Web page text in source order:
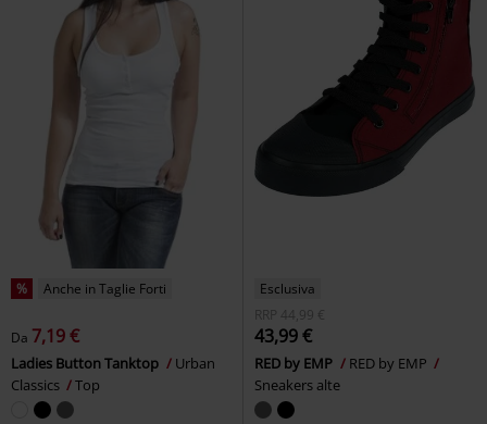
% Anche in Taglie Forti
Da 7,19 €
Ladies Button Tanktop
Urban
Classics
Top
Esclusiva
RRP
44,99 €
43,99 €
RED by EMP
RED by EMP
Sneakers alte